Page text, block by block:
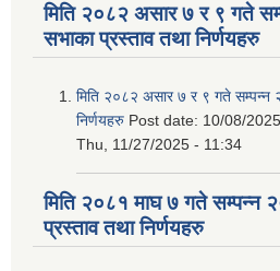
मिति २०८२ असार ७ र ९ गते
सभाका प्रस्ताव तथा निर्णयहरु
मिति २०८२ असार ७ र ९ गते सम्पन्न
निर्णयहरु Post date: 10/08/
Thu, 11/27/2025 - 11:34
मिति २०८१ माघ ७ गते सम्पन्न
प्रस्ताव तथा निर्णयहरु